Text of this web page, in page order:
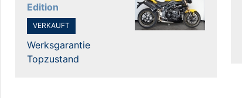
Edition
VERKAUFT
Werksgarantie
Topzustand